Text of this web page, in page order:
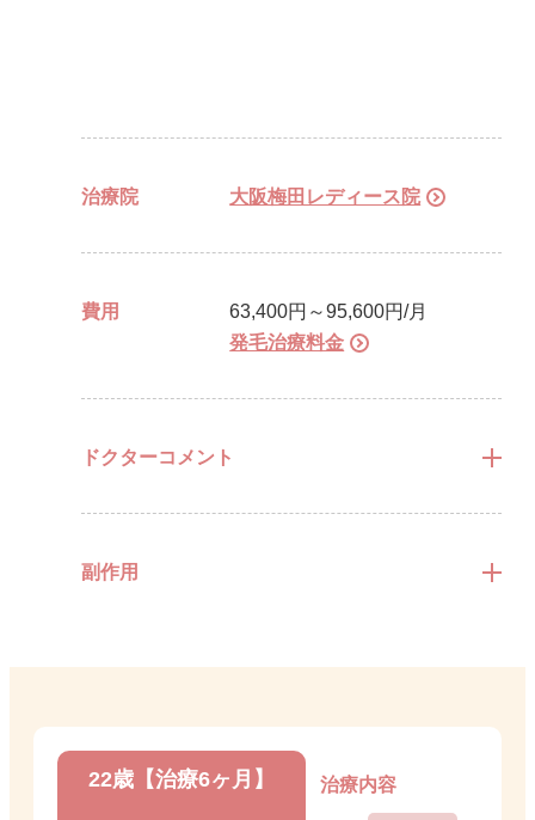
治療院 大阪梅田レディース院
費用
63,400円～95,600円/月
発毛治療料金
ドクターコメント
副作用
22歳【治療6ヶ月】 治療内容